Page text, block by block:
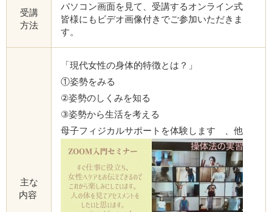
受講
方法
パソコン画面を見て、受講するオンライン式
皆様にもビデオ画像付きでご参加いただきま
す。
主な
内容
「現代女性の身体的特徴とは？」
①姿勢をみる
②姿勢のしくみを知る
③姿勢から生活を考える
母子フィジカルサポートを体験します 、他